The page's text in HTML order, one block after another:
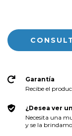
Garantía
Recibe el
¿Desea ver
Necesita una
y se la